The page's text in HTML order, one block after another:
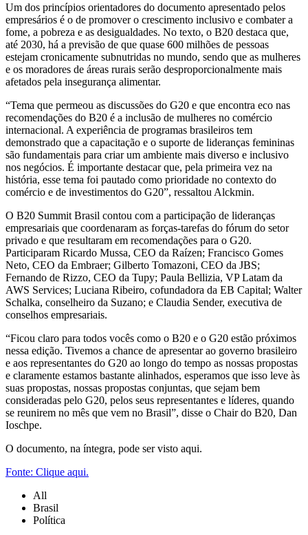
Um dos princípios orientadores do documento apresentado pelos
empresários é o de promover o crescimento inclusivo e combater a
fome, a pobreza e as desigualdades. No texto, o B20 destaca que,
até 2030, há a previsão de que quase 600 milhões de pessoas
estejam cronicamente subnutridas no mundo, sendo que as mulheres
e os moradores de áreas rurais serão desproporcionalmente mais
afetados pela insegurança alimentar.
“Tema que permeou as discussões do G20 e que encontra eco nas
recomendações do B20 é a inclusão de mulheres no comércio
internacional. A experiência de programas brasileiros tem
demonstrado que a capacitação e o suporte de lideranças femininas
são fundamentais para criar um ambiente mais diverso e inclusivo
nos negócios. É importante destacar que, pela primeira vez na
história, esse tema foi pautado como prioridade no contexto do
comércio e de investimentos do G20”, ressaltou Alckmin.
O B20 Summit Brasil contou com a participação de lideranças
empresariais que coordenaram as forças-tarefas do fórum do setor
privado e que resultaram em recomendações para o G20.
Participaram Ricardo Mussa, CEO da Raízen; Francisco Gomes
Neto, CEO da Embraer; Gilberto Tomazoni, CEO da JBS;
Fernando de Rizzo, CEO da Tupy; Paula Bellizia, VP Latam da
AWS Services; Luciana Ribeiro, cofundadora da EB Capital; Walter
Schalka, conselheiro da Suzano; e Claudia Sender, executiva de
conselhos empresariais.
“Ficou claro para todos vocês como o B20 e o G20 estão próximos
nessa edição. Tivemos a chance de apresentar ao governo brasileiro
e aos representantes do G20 ao longo do tempo as nossas propostas
e claramente estamos bastante alinhados, esperamos que isso leve às
suas propostas, nossas propostas conjuntas, que sejam bem
consideradas pelo G20, pelos seus representantes e líderes, quando
se reunirem no mês que vem no Brasil”, disse o Chair do B20, Dan
Ioschpe.
O documento, na íntegra, pode ser visto aqui.
Fonte: Clique aqui.
All
Brasil
Política